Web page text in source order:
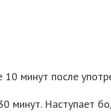
10 минут после
минут. Наступает